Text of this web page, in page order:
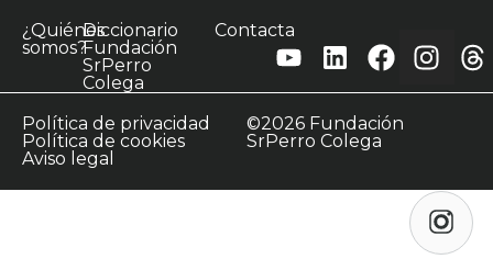
¿Quiénes
somos?
Diccionario
Fundación
SrPerro
Colega
Contacta
Política de privacidad
Política de cookies
Aviso legal
©2026 Fundación
SrPerro Colega